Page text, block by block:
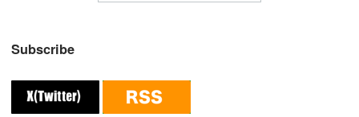
Subscribe